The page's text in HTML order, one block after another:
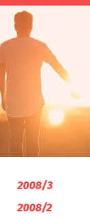
2008/3
2008/2